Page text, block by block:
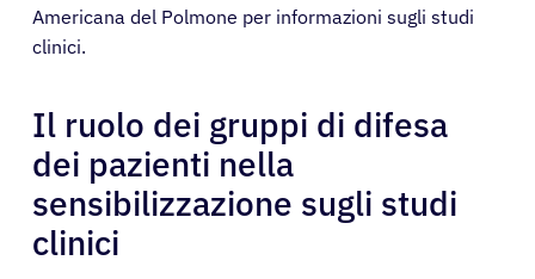
Pazienti
Americana del Polmone per informazioni sugli studi
clinici.
Il ruolo dei gruppi di difesa
dei pazienti nella
sensibilizzazione sugli studi
clinici